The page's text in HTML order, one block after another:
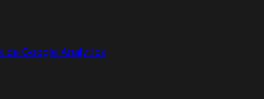
de Google Analytics